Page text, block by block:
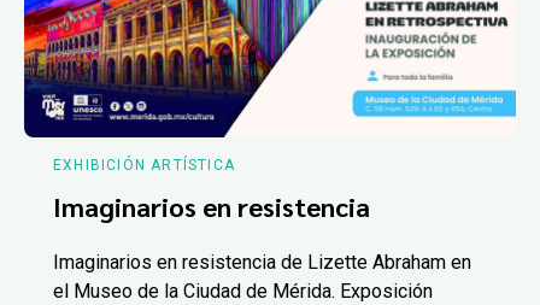
EXHIBICIÓN ARTÍSTICA
Imaginarios en resistencia
Imaginarios en resistencia de Lizette Abraham en
el Museo de la Ciudad de Mérida. Exposición